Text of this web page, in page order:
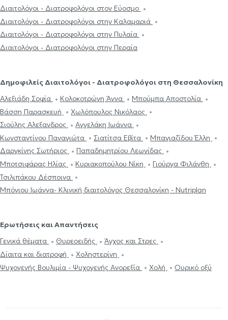
Διαιτολόγοι - Διατροφολόγοι στον Εύοσμο
Διαιτολόγοι - Διατροφολόγοι στην Καλαμαριά
Διαιτολόγοι - Διατροφολόγοι στην Πυλαία
Διαιτολόγοι - Διατροφολόγοι στην Περαία
Δημοφιλείς Διαιτολόγοι - Διατροφολόγοι στη Θεσσαλονίκη
Αλεξιάδη Σοφία
Κολοκοτρώνη Άννα
Μπούμπα Αποστολία
Βάσση Παρασκευή
Χωλόπουλος Νικόλαος
Σιούλης Αλεξανδρος
Αγγελάκη Iωάννα
Κωνσταντίνου Παναγιώτα
Σιατίτσα Εβίτα
Μπαγιαζίδου Έλλη
Δαργκίνης Σωτήριος
Παπαδημητρίου Λεωνίδας
Μποτσιφάρας Ηλίας
Κυριακοπούλου Νίκη
Γιούργα Φιλάνθη
Τσιλιπάκου Δέσποινα
Μπόνιου Ιωάννα- Κλινική διαιτολόγος Θεσσαλονίκη - Nutriplan
Ερωτήσεις και Απαντήσεις
Γενικά θέματα
Θυρεοειδής
Άγχος και Στρες
Δίαιτα και διατροφή
Χοληστερίνη
Ψυχογενής Βουλιμία - Ψυχογενής Ανορεξία
Χολή Ουρικό οξύ